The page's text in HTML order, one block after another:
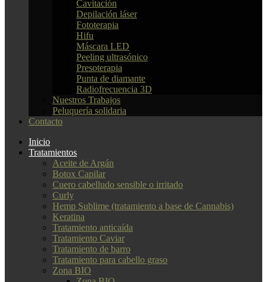
Cavitación
Depilación láser
Fototerapia
Hifu
Máscara LED
Peeling ultrasónico
Presoterapia
Punta de diamante
Radiofrecuencia 3D
Nuestros Trabajos
Peluquería solidaria
Contacto
Inicio
Tratamientos
Aceite de Argán
Botox Capilar
Cuero cabelludo sensible o irritado
Curly
Hemp Sublime (tratamiento a base de Cannabis)
Keratina
Tratamiento anticaída
Tratamiento Caviar
Tratamiento de barro
Tratamiento para cabello graso
Zona BIO